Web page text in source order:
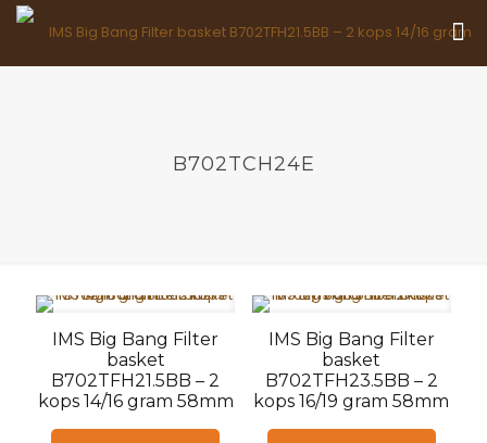
B702TCH24E
IMS Big Bang Filter
basket
B702TFH21.5BB – 2
kops 14/16 gram 58mm
IMS Big Bang Filter
basket
B702TFH23.5BB – 2
kops 16/19 gram 58mm